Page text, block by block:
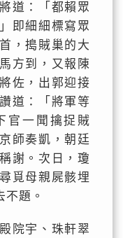
道：「都賴眾
即細細標寫眾
，搗賊巢的大
方到，又報陳
佐，出郭迎接
道：「將軍等
官一聞擒捉賊
師奏凱，朝廷
謝。次日，瓊
覓母親屍骸埋
題。
院宇、珠軒翠